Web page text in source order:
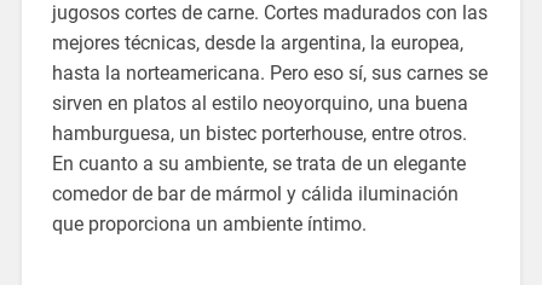
jugosos cortes de carne. Cortes madurados con las
mejores técnicas, desde la argentina, la europea,
hasta la norteamericana. Pero eso sí, sus carnes se
sirven en platos al estilo neoyorquino, una buena
hamburguesa, un bistec porterhouse, entre otros.
En cuanto a su ambiente, se trata de un elegante
comedor de bar de mármol y cálida iluminación
que proporciona un ambiente íntimo.